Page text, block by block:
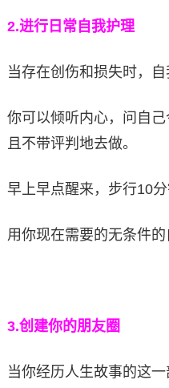
2.进行日常自我护理
当存在创伤和损失时，自
你可以倾听内心，问自
且不带评判地去做。
早上早点醒来，步行10
用你现在需要的无条件的
3.创建你的朋友圈
当你经历人生故事的这